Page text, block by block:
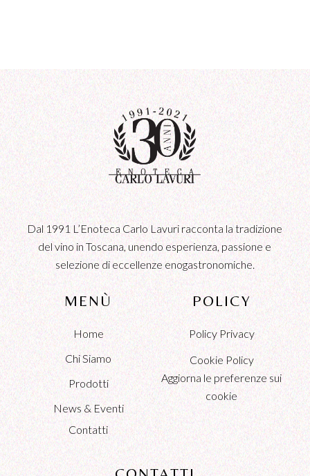
Dal 1991 L’Enoteca Carlo Lavuri racconta la tradizione
del vino in Toscana, unendo esperienza, passione e
selezione di eccellenze enogastronomiche.
MENÙ
Home
Chi Siamo
Prodotti
News & Eventi
Contatti
POLICY
Policy Privacy
Cookie Policy
Aggiorna le preferenze sui
cookie